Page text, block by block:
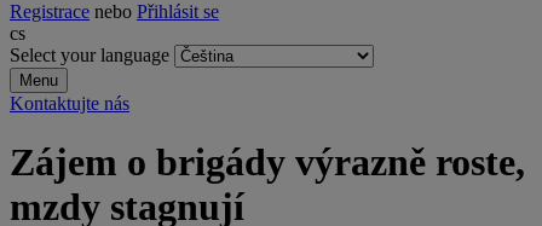
Registrace nebo Přihlásit se
cs
Select your language
Menu
Kontaktujte nás
Zájem o brigády výrazně roste,
mzdy stagnují